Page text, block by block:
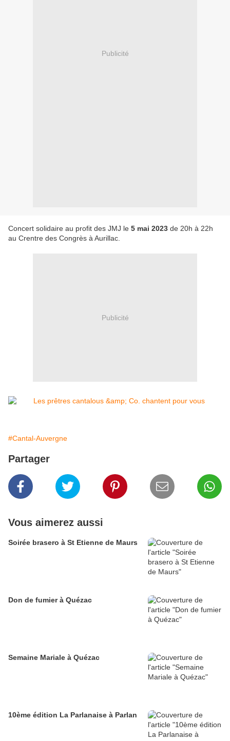
Publicité
Concert solidaire au profit des JMJ le 5 mai 2023 de 20h à 22h
au Crentre des Congrès à Aurillac.
Publicité
#Cantal-Auvergne
Partager
Vous aimerez aussi
Soirée brasero à St Etienne de Maurs
Don de fumier à Quézac
Semaine Mariale à Quézac
10ème édition La Parlanaise à Parlan